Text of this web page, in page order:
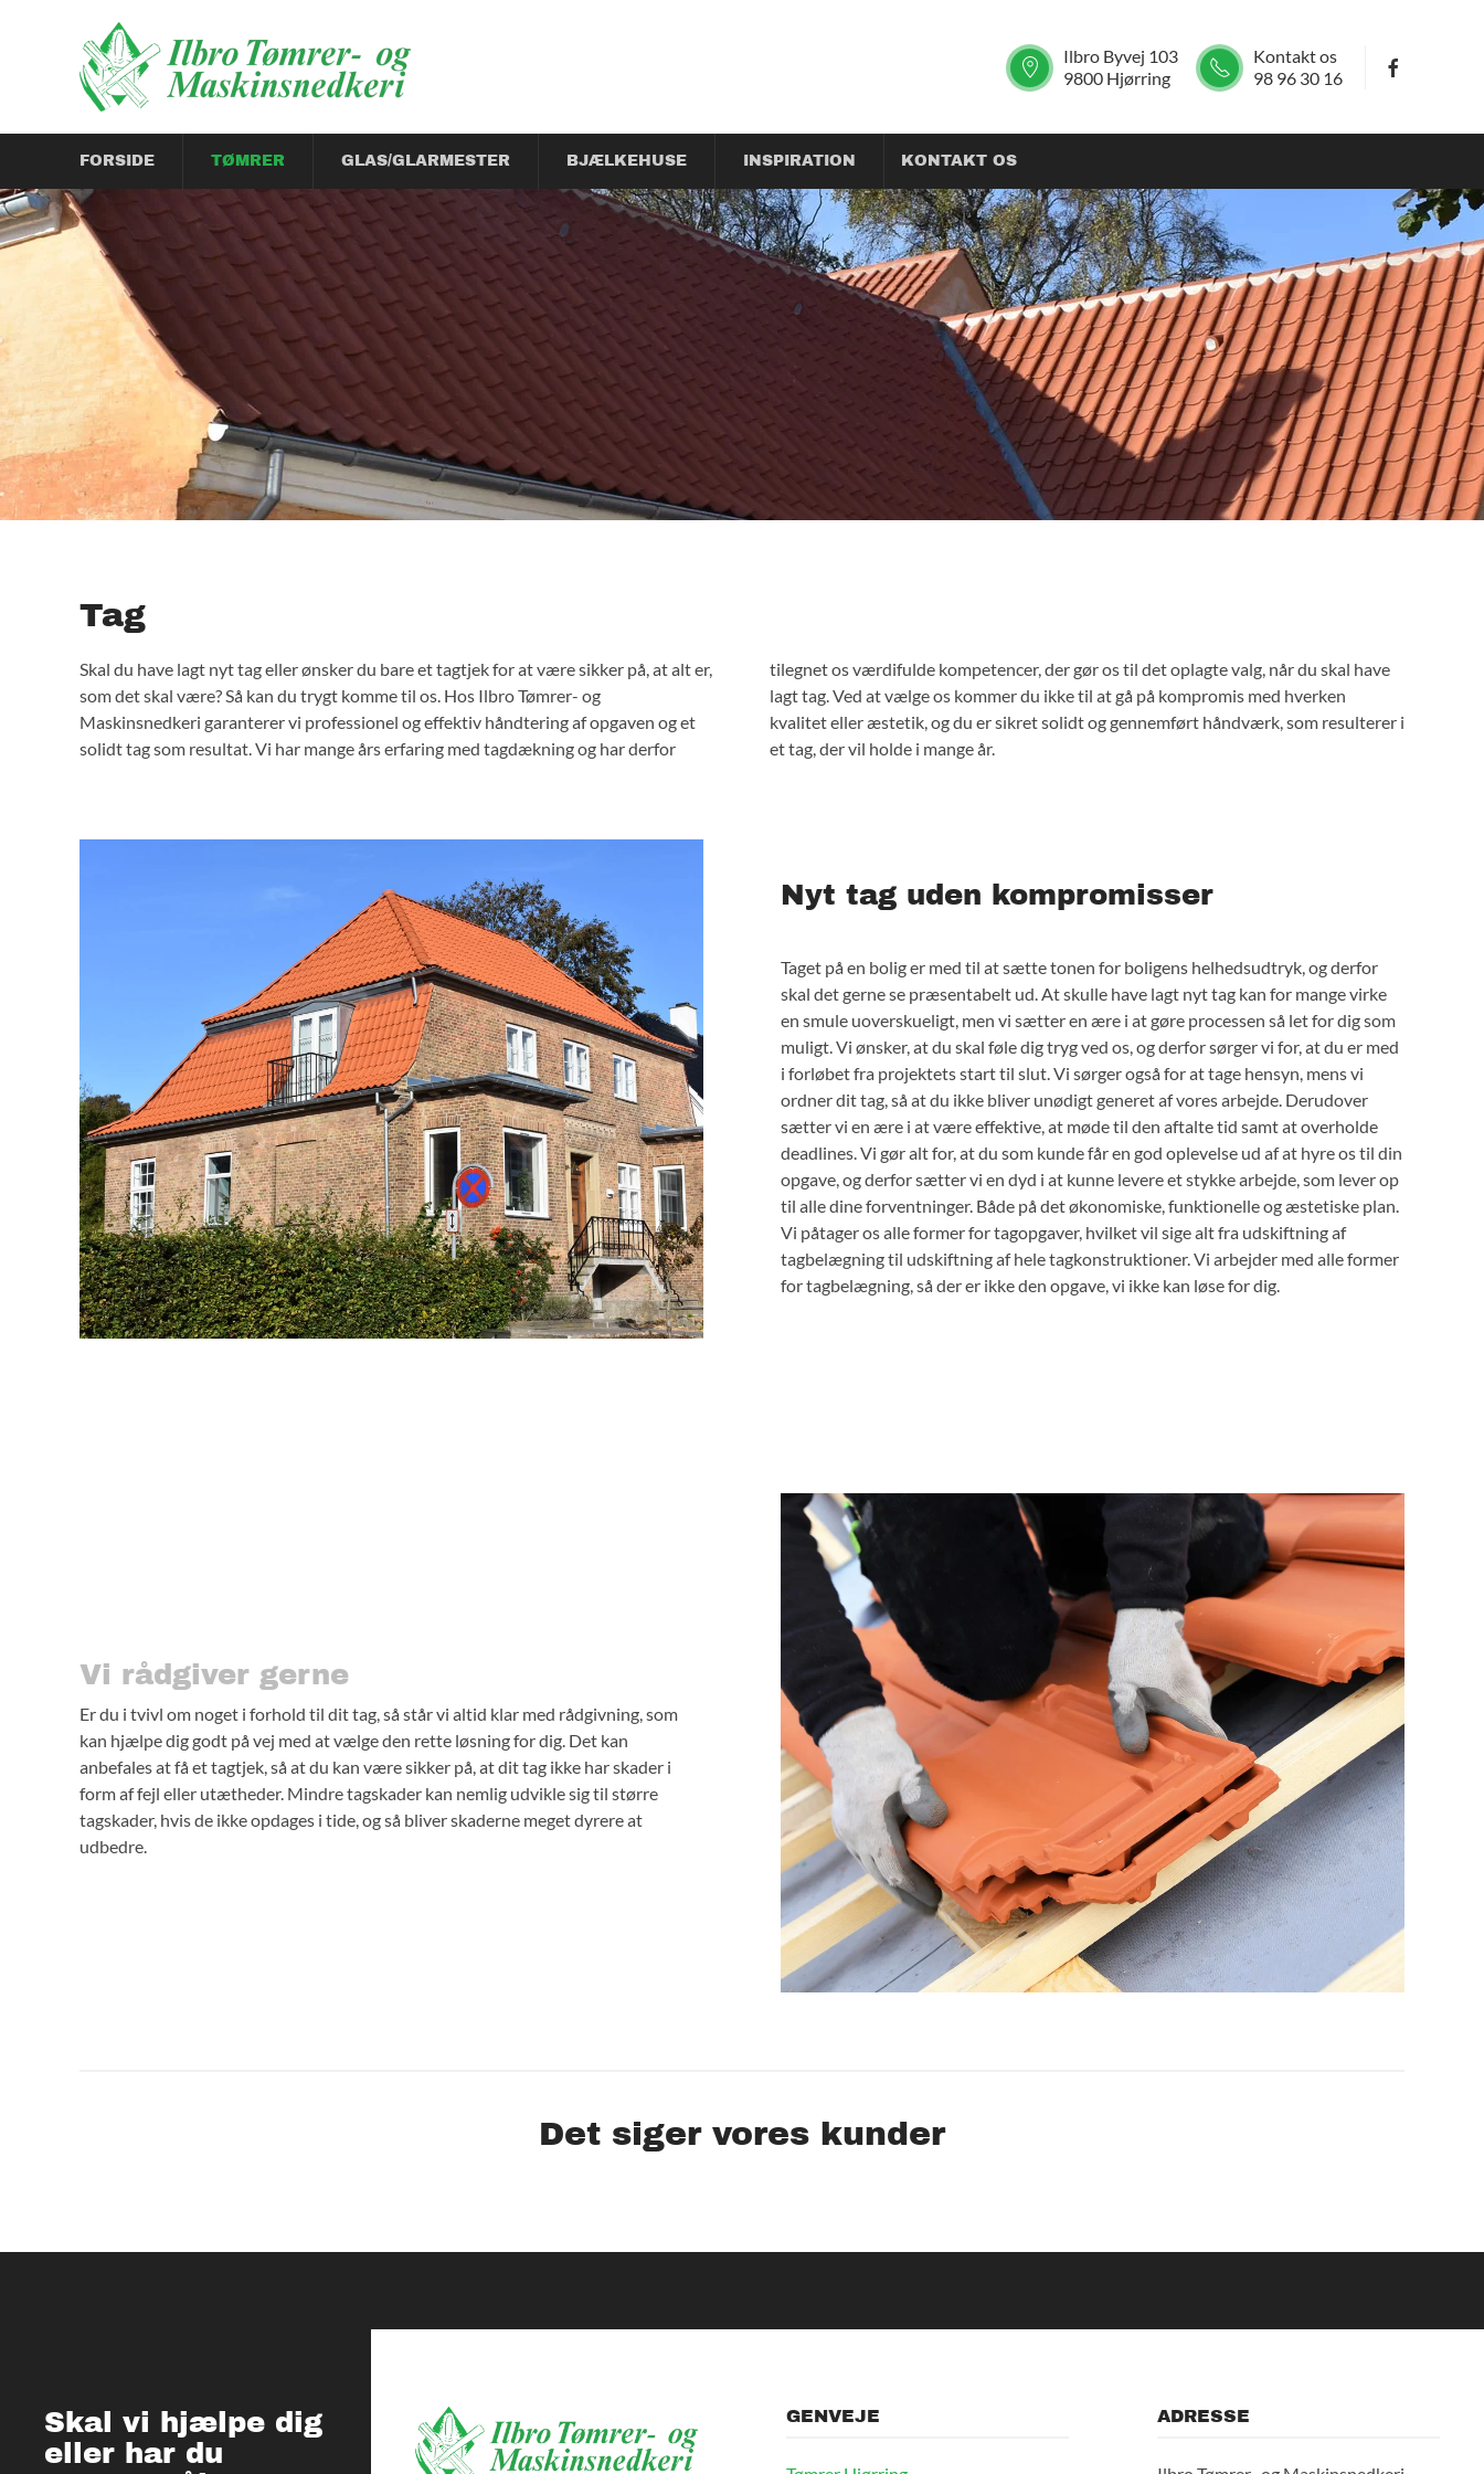
Ilbro Byvej 103
9800 Hjørring
Kontakt os
98 96 30 16
FORSIDE TØMRER GLAS/GLARMESTER BJÆLKEHUSE INSPIRATION KONTAKT OS
Tag
Skal du have lagt nyt tag eller ønsker du bare et tagtjek for at være sikker på, at alt er,
som det skal være? Så kan du trygt komme til os. Hos Ilbro Tømrer- og
Maskinsnedkeri garanterer vi professionel og effektiv håndtering af opgaven og et
solidt tag som resultat. Vi har mange års erfaring med tagdækning og har derfor
tilegnet os værdifulde kompetencer, der gør os til det oplagte valg, når du skal have
lagt tag. Ved at vælge os kommer du ikke til at gå på kompromis med hverken
kvalitet eller æstetik, og du er sikret solidt og gennemført håndværk, som resulterer i
et tag, der vil holde i mange år.
Nyt tag uden kompromisser
Taget på en bolig er med til at sætte tonen for boligens helhedsudtryk, og derfor
skal det gerne se præsentabelt ud. At skulle have lagt nyt tag kan for mange virke
en smule uoverskueligt, men vi sætter en ære i at gøre processen så let for dig som
muligt. Vi ønsker, at du skal føle dig tryg ved os, og derfor sørger vi for, at du er med
i forløbet fra projektets start til slut. Vi sørger også for at tage hensyn, mens vi
ordner dit tag, så at du ikke bliver unødigt generet af vores arbejde. Derudover
sætter vi en ære i at være effektive, at møde til den aftalte tid samt at overholde
deadlines. Vi gør alt for, at du som kunde får en god oplevelse ud af at hyre os til din
opgave, og derfor sætter vi en dyd i at kunne levere et stykke arbejde, som lever op
til alle dine forventninger. Både på det økonomiske, funktionelle og æstetiske plan.
Vi påtager os alle former for tagopgaver, hvilket vil sige alt fra udskiftning af
tagbelægning til udskiftning af hele tagkonstruktioner. Vi arbejder med alle former
for tagbelægning, så der er ikke den opgave, vi ikke kan løse for dig.
Vi rådgiver gerne
Er du i tvivl om noget i forhold til dit tag, så står vi altid klar med rådgivning, som
kan hjælpe dig godt på vej med at vælge den rette løsning for dig. Det kan
anbefales at få et tagtjek, så at du kan være sikker på, at dit tag ikke har skader i
form af fejl eller utætheder. Mindre tagskader kan nemlig udvikle sig til større
tagskader, hvis de ikke opdages i tide, og så bliver skaderne meget dyrere at
udbedre.
Det siger vores kunder
Skal vi hjælpe dig
eller har du
GENVEJE ADRESSE